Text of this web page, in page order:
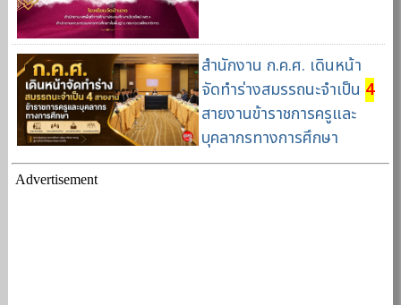
สำนักงาน ก.ค.ศ. เดินหน้า
จัดทำร่างสมรรถนะจำเป็น 4
สายงานข้าราชการครูและ
บุคลากรทางการศึกษา
Advertisement